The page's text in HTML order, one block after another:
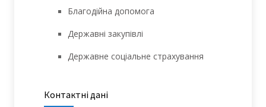
Благодійна допомога
Державні закупівлі
Державне соціальне страхування
Контактні дані